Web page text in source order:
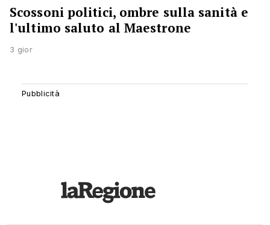
Scossoni politici, ombre sulla sanità e
l'ultimo saluto al Maestrone
3 gior